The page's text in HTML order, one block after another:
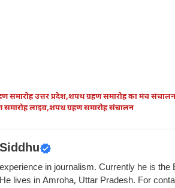
समारोह उत्तर प्रदेश,शपथ ग्रहण समारोह का मंच संचालन
समारोह लाइव,शपथ ग्रहण समारोह संचालन
in journalism. Currently he is the
lives in Amroha, Uttar Pradesh. For